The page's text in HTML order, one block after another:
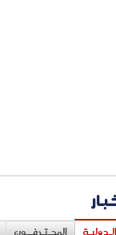
المحـتـرفــون